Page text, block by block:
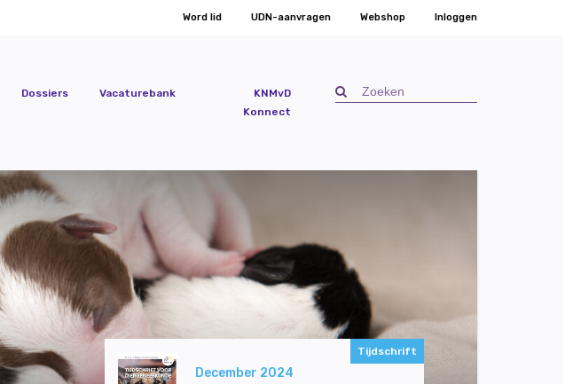
Word lid UDN-aanvragen Webshop Inloggen
Dossiers Vacaturebank
KNMvD
Konnect
Tijdschrift
December 2024